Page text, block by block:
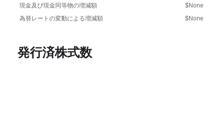
現金及び現金同等物の増減額
$None
為替レートの変動による増減額
$None
発行済株式数